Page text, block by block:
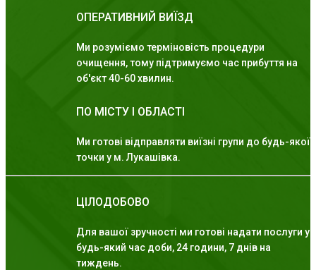
ОПЕРАТИВНИЙ ВИЇЗД
Ми розуміємо терміновість процедури
очищення, тому підтримуємо час прибуття на
об'єкт 40-60 хвилин.
ПО МІСТУ І ОБЛАСТІ
Ми готові відправляти виїзні групи до будь-якої
точки у м. Лукашівка.
ЦІЛОДОБОВО
Для вашої зручності ми готові надати послуги у
будь-який час доби, 24 години, 7 днів на
тиждень.